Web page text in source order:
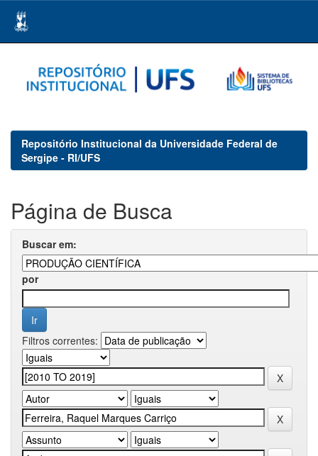
navigation
Repositório Institucional da Universidade Federal de
Sergipe - RI/UFS
Página de Busca
Buscar em:
por
Filtros correntes: